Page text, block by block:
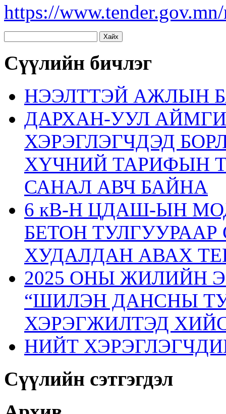
https://
Сүүлийн бичлэг
НЭЭЛТТЭЙ АЖЛЫН
ДАРХАН-УУЛ
ХЭРЭГЛЭГЧДЭД
ХҮЧНИЙ ТАРИФЫН
САНАЛ АВЧ БАЙНА
6 кВ-Н ЦДАШ-ЫН
БЕТОН
ХУДАЛДАН АВАХ
2025 ОНЫ ЖИЛИЙН
“ШИЛЭН ДАНСНЫ
ХЭРЭГЖИЛТЭД
НИЙТ
Сүүлийн сэтгэгдэл